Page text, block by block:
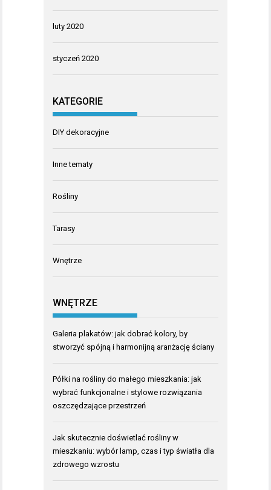
luty 2020
styczeń 2020
KATEGORIE
DIY dekoracyjne
Inne tematy
Rośliny
Tarasy
Wnętrze
WNĘTRZE
Galeria plakatów: jak dobrać kolory, by
stworzyć spójną i harmonijną aranżację ściany
Półki na rośliny do małego mieszkania: jak
wybrać funkcjonalne i stylowe rozwiązania
oszczędzające przestrzeń
Jak skutecznie doświetlać rośliny w
mieszkaniu: wybór lamp, czas i typ światła dla
zdrowego wzrostu